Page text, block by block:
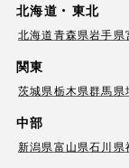
北海道・東北
北海道青森県岩手県
関東
茨城県栃木県群馬県
中部
新潟県富山県石川県